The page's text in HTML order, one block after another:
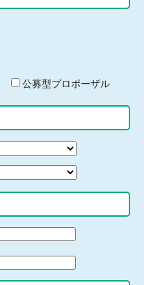
公募型プロポーザル